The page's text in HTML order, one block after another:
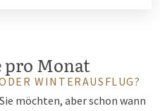
pro Monat
WINTERAUSFLUG?
möchten, aber schon wann